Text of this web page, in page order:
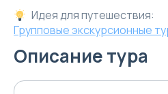
Идея для путешествия:
Групповые экскурсионные
Описание тура